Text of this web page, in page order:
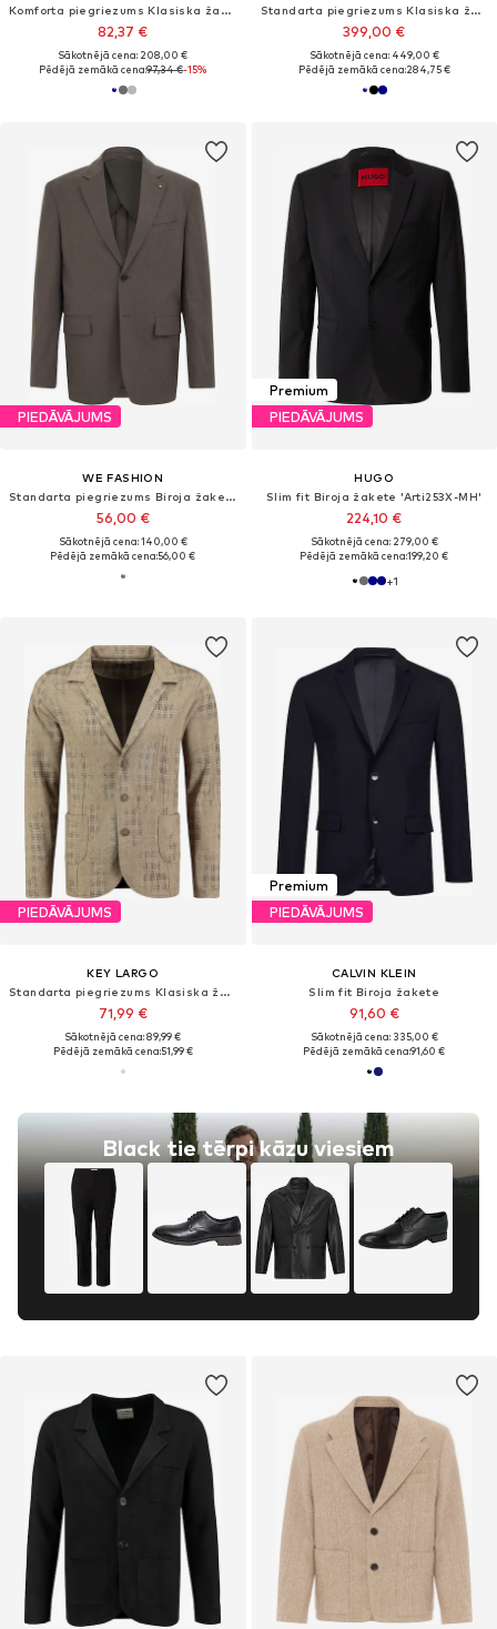
Komforta piegriezums Klasiska žakete
82,37 €
Sākotnējā cena: 208,00 €
Pēdējā zemākā cena:97,34 €-15%
Standarta piegriezums Klasiska žakete 'Jeckson'
399,00 €
Sākotnējā cena: 449,00 €
Pēdējā zemākā cena:284,75 €
PIEDĀVĀJUMS
WE FASHION
Standarta piegriezums Biroja žakete
56,00 €
Sākotnējā cena: 140,00 €
Pēdējā zemākā cena:56,00 €
Premium
PIEDĀVĀJUMS
HUGO
Slim fit Biroja žakete 'Arti253X-MH'
224,10 €
Sākotnējā cena: 279,00 €
Pēdējā zemākā cena:199,20 €
+1
PIEDĀVĀJUMS
KEY LARGO
Standarta piegriezums Klasiska žakete 'Ohannes-B '
71,99 €
Sākotnējā cena: 89,99 €
Pēdējā zemākā cena:51,99 €
Black tie tērpi kāzu viesiem
Premium
PIEDĀVĀJUMS
CALVIN KLEIN
Slim fit Biroja žakete
91,60 €
Sākotnējā cena: 335,00 €
Pēdējā zemākā cena:91,60 €